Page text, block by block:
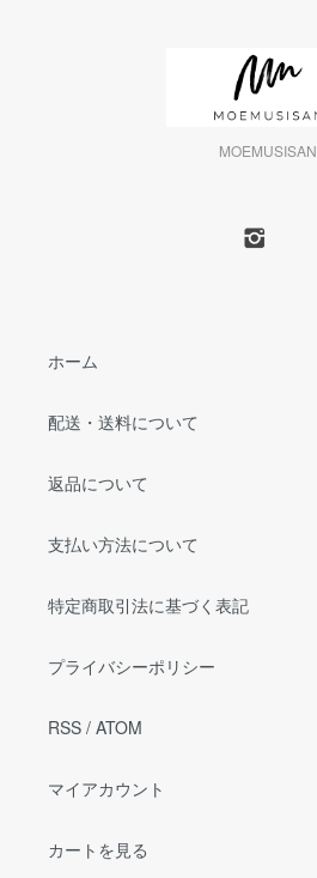
MOEMUSISAN
ホーム
配送・送料について
返品について
支払い方法について
特定商取引法に基づく表記
プライバシーポリシー
RSS / ATOM
マイアカウント
カートを見る